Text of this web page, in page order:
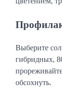
Выберите
гибридных,
обсохнуть.